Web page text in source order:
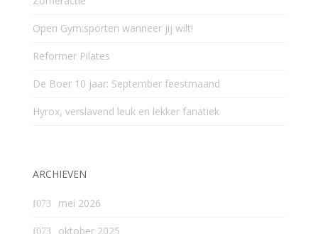
Open Gym:sporten wanneer jij wilt!
Reformer Pilates
De Boer 10 jaar: September feestmaand
Hyrox, verslavend leuk en lekker fanatiek
ARCHIEVEN
mei 2026
oktober 2025